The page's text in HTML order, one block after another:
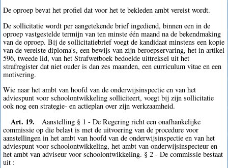
De oproep bevat het profiel dat voor het te bekleden ambt vereist wordt.
De sollicitatie wordt per aangetekende brief ingediend, binnen een in de
oproep vastgestelde termijn van ten minste één maand na de bekendmaking
van de oproep. Bij de sollicitatiebrief voegt de kandidaat minstens een kopie
van de vereiste diploma's, een bewijs van zijn beroepservaring, het in artikel
596, tweede lid, van het Strafwetboek bedoelde uittreksel uit het
strafregister dat niet ouder is dan zes maanden, een curriculum vitae en een
motivering.
Wie naar het ambt van hoofd van de onderwijsinspectie en van het
adviespunt voor schoolontwikkeling solliciteert, voegt bij zijn sollicitatie
ook nog een strategie- en actieplan over zijn werkzaamheid.
Art. 19.
Aanstelling § 1 - De Regering richt een onafhankelijke
commissie op die belast is met de uitvoering van de procedure voor
aanstellingen in het ambt van hoofd van de onderwijsinspectie en van het
adviespunt voor schoolontwikkeling, het ambt van onderwijsinspecteur en
het ambt van adviseur voor schoolontwikkeling. § 2 - De commissie bestaat
uit :